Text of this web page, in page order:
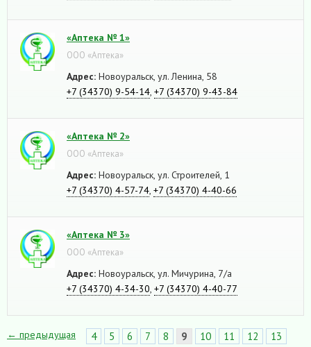
«Аптека № 1»
ООО «Аптека»
Адрес: Новоуральск, ул. Ленина, 58
+7 (34370) 9-54-14 +7 (34370) 9-43-84
«Аптека № 2»
ООО «Аптека»
Адрес: Новоуральск, ул. Строителей, 1
+7 (34370) 4-57-74 +7 (34370) 4-40-66
«Аптека № 3»
ООО «Аптека»
Адрес: Новоуральск, ул. Мичурина, 7/а
+7 (34370) 4-34-30 +7 (34370) 4-40-77
← предыдущая 4 5 6 7 8 9 10 11 12 13